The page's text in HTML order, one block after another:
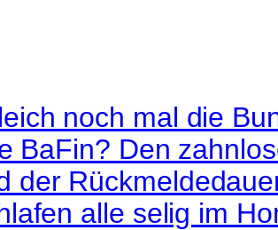
noch mal die
BaFin? Den
der
alle selig im